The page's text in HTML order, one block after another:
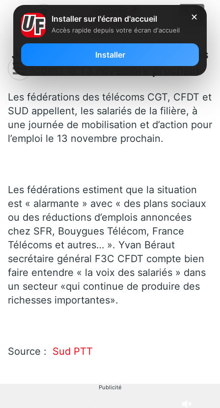
Journée de mobilisation des
Télécoms le 13 novembre prochain
Les fédérations des télécoms CGT, CFDT et
SUD appellent, les salariés de la filière, à
une journée de mobilisation et d’action pour
l’emploi le 13 novembre prochain.
Les fédérations estiment que la situation
est « alarmante » avec « des plans sociaux
ou des réductions d’emplois annoncées
chez SFR, Bouygues Télécom, France
Télécoms et autres… ». Yvan Béraut
secrétaire général F3C CFDT compte bien
faire entendre « la voix des salariés » dans
un secteur «qui continue de produire des
richesses importantes».
Source : Sud PTT
Publicité
✕
Installer sur l'écran d'accueil
Accès rapide depuis votre écran d'accueil
Installer